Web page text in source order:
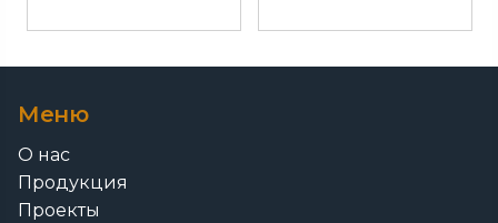
1
8
Меню
О нас
Продукция
Проекты